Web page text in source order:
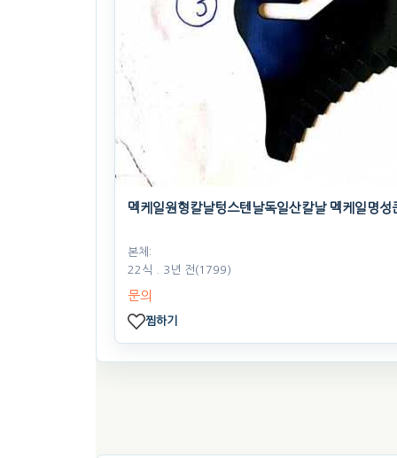
멕케일원형칼날텅스텐날독일산칼날 멕케일명성
본체:
22식
. 3년 전(1799)
문의
찜하기